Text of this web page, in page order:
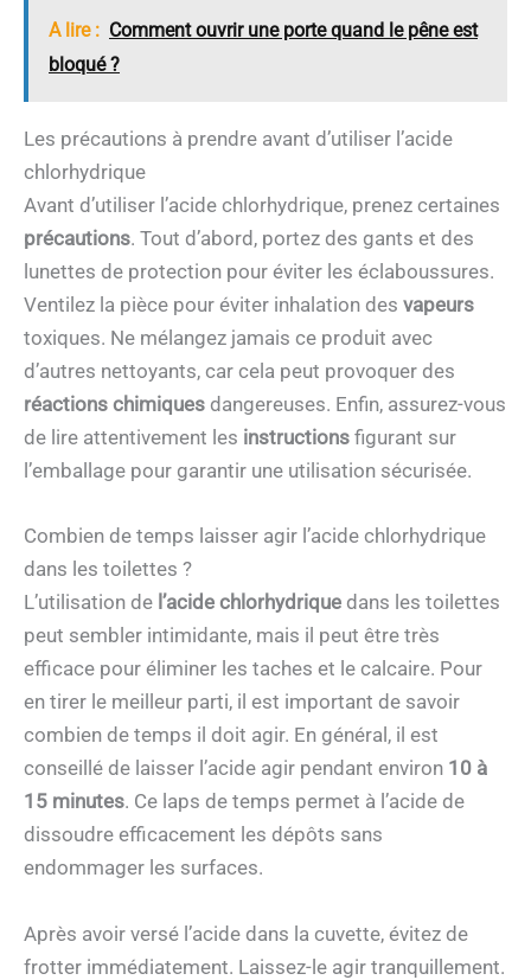
A lire : Comment ouvrir une porte quand le pêne est
bloqué ?
Les précautions à prendre avant d’utiliser l’acide
chlorhydrique
Avant d’utiliser l’acide chlorhydrique, prenez certaines
précautions. Tout d’abord, portez des gants et des
lunettes de protection pour éviter les éclaboussures.
Ventilez la pièce pour éviter inhalation des vapeurs
toxiques. Ne mélangez jamais ce produit avec
d’autres nettoyants, car cela peut provoquer des
réactions chimiques dangereuses. Enfin, assurez-vous
de lire attentivement les instructions figurant sur
l’emballage pour garantir une utilisation sécurisée.
Combien de temps laisser agir l’acide chlorhydrique
dans les toilettes ?
L’utilisation de l’acide chlorhydrique dans les toilettes
peut sembler intimidante, mais il peut être très
efficace pour éliminer les taches et le calcaire. Pour
en tirer le meilleur parti, il est important de savoir
combien de temps il doit agir. En général, il est
conseillé de laisser l’acide agir pendant environ 10 à
15 minutes. Ce laps de temps permet à l’acide de
dissoudre efficacement les dépôts sans
endommager les surfaces.
Après avoir versé l’acide dans la cuvette, évitez de
frotter immédiatement. Laissez-le agir tranquillement.